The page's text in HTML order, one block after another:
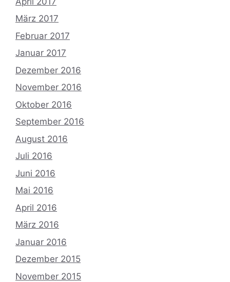
März 2017
Februar 2017
Januar 2017
Dezember 2016
November 2016
Oktober 2016
September 2016
August 2016
Juli 2016
Juni 2016
Mai 2016
April 2016
März 2016
Januar 2016
Dezember 2015
November 2015